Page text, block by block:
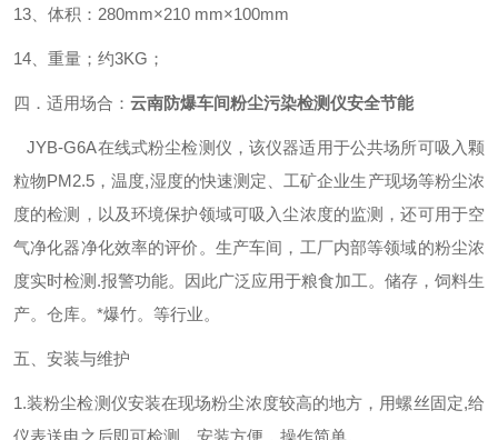
13、体积：280mm×210 mm×100mm
14、重量；约3KG；
四．适用场合： 云南防爆车间粉尘污染检测仪安全节能
JYB-G6A在线式粉尘检测仪，该仪器适用于公共场所可吸入颗
粒物PM2.5，温度,湿度的快速测定、工矿企业生产现场等粉尘浓
度的检测，以及环境保护领域可吸入尘浓度的监测，还可用于空
气净化器净化效率的评价。生产车间，工厂内部等领域的粉尘浓
度实时检测.报警功能。因此广泛应用于粮食加工。储存，饲料生
产。仓库。*爆竹。等行业。
五、安装与维护
1.装粉尘检测仪安装在现场粉尘浓度较高的地方，用螺丝固定,给
仪表送电之后即可检测，安装方便，操作简单。